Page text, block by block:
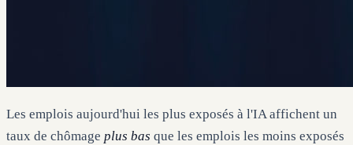
Les emplois aujourd'hui les plus exposés à l'IA affichent un
taux de chômage plus bas que les emplois les moins exposés